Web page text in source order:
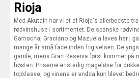
Rioja
Med Akutain har vi et af Rioja's allerbedste
rødvinshuse i sortimentet. De spanske
Garnacha, Graciano og Mazuela laves her i
mange år små fade inden frigivelsen. De
gamle, mens Gran Reserva først kommer på
høsten. Priserne er stadig mageløse for
topklasse, og vinene er endda kun blevet